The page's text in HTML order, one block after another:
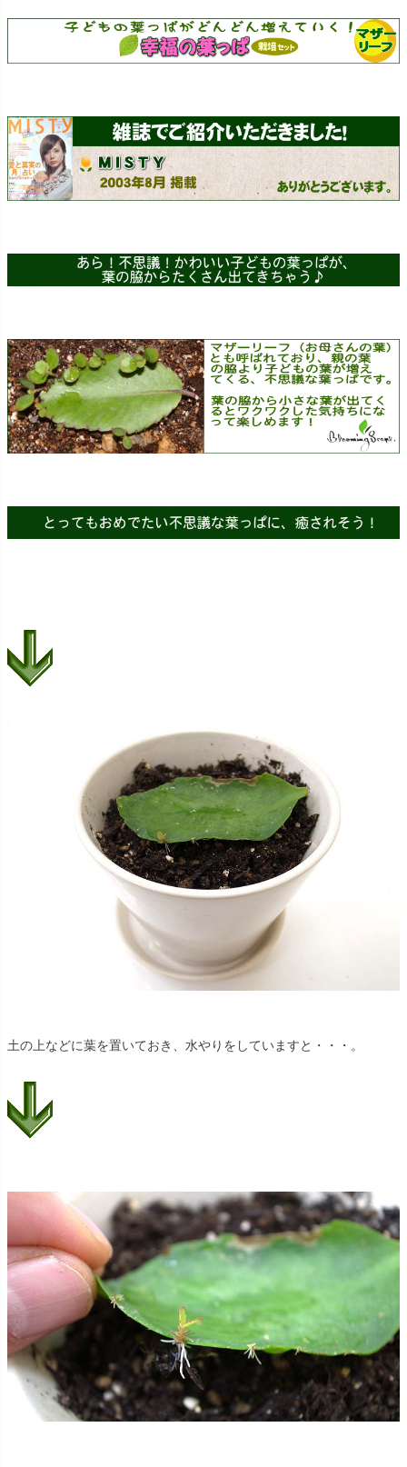
土の上などに葉を置いておき、水やりをしていますと・・・。